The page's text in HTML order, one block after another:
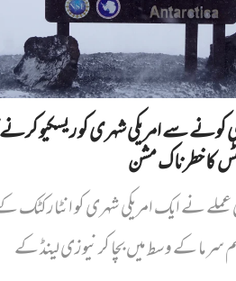
سے امریکی شہری کو ریسکیو
کا خطرناک مشن
عملے نے ایک امریکی شہری کو انٹارکٹک
کے وسط میں بچا کر نیوزی لینڈ کے